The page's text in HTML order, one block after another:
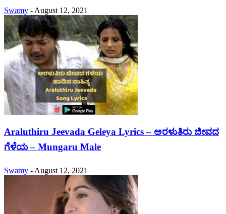
Swamy - August 12, 2021
Araluthiru Jeevada Geleya Lyrics – ಅರಳುತಿರು ಜೀವದ
ಗೆಳೆಯ – Mungaru Male
Swamy - August 12, 2021